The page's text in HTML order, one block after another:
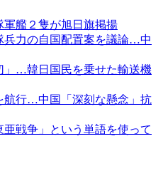
艦２隻が旭日旗掲揚
兵力の自国配置案を議論…中
」…韓日国民を乗せた輸送機
航行…中国「深刻な懸念」抗
戦争」という単語を使って